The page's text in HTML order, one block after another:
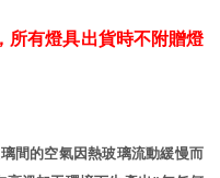
所有燈具出貨時不附贈燈
間的空氣因熱玻璃流動緩慢而